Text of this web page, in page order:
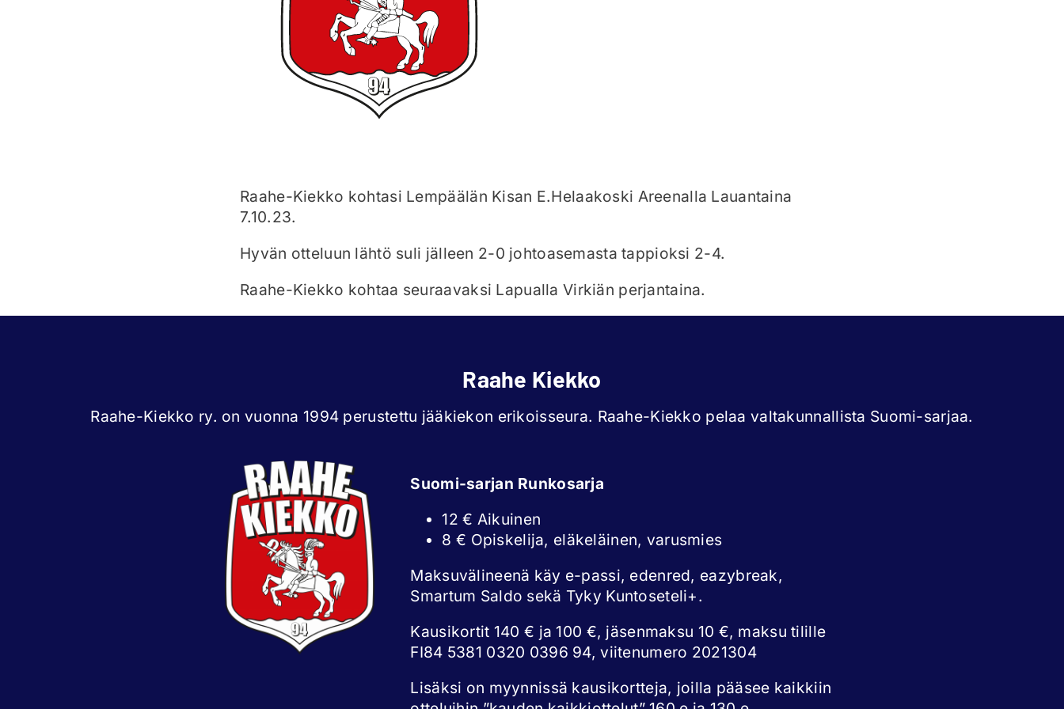
Raahe-Kiekko kohtasi Lempäälän Kisan E.Helaakoski Areenalla Lauantaina
7.10.23.
Hyvän otteluun lähtö suli jälleen 2-0 johtoasemasta tappioksi 2-4.
Raahe-Kiekko kohtaa seuraavaksi Lapualla Virkiän perjantaina.
Raahe Kiekko
Raahe-Kiekko ry. on vuonna 1994 perustettu jääkiekon erikoisseura. Raahe-Kiekko pelaa valtakunnallista Suomi-sarjaa.
Suomi-sarjan Runkosarja
12 € Aikuinen
8 € Opiskelija, eläkeläinen, varusmies
Maksuvälineenä käy e-passi, edenred, eazybreak,
Smartum Saldo sekä Tyky Kuntoseteli+.
Kausikortit 140 € ja 100 €, jäsenmaksu 10 €, maksu tilille
FI84 5381 0320 0396 94, viitenumero 2021304
Lisäksi on myynnissä kausikortteja, joilla pääsee kaikkiin